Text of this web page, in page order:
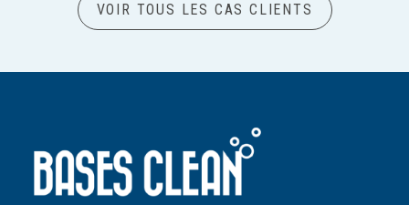
VOIR TOUS LES CAS CLIENTS